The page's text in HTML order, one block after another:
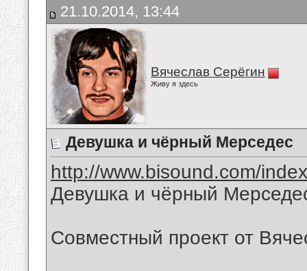
21.10.2014, 13:44
Вячеслав Серёгин
Живу я здесь
Девушка и чёрный Мерседес
http://www.bisound.com/
Девушка и чёрный
Совместный проект от